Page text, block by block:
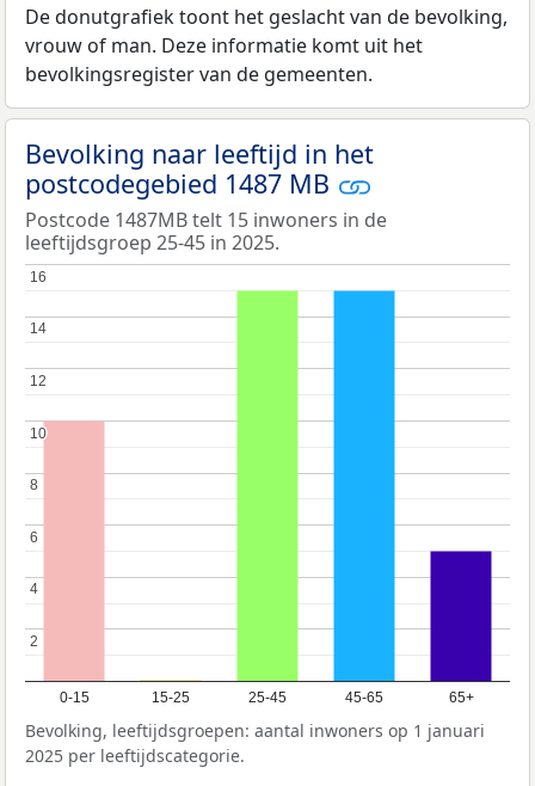
De donutgrafiek toont het geslacht van de bevolking,
vrouw of man. Deze informatie komt uit het
bevolkingsregister van de gemeenten.
Bevolking naar leeftijd in het
postcodegebied 1487 MB
Postcode 1487MB telt 15 inwoners in de
leeftijdsgroep 25-45 in 2025.
0-15 15-25 25-45 45-65 65+
2
2
4
4
6
6
8
8
10
10
12
12
14
14
16
16
Bevolking, leeftijdsgroepen: aantal inwoners op 1 januari
2025 per leeftijdscategorie.